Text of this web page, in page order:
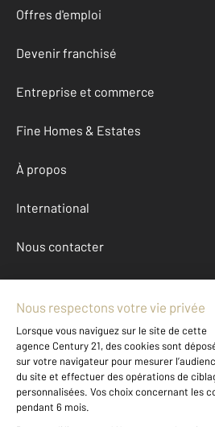
Offres d'emploi
Devenir franchisé
Entreprise et commerce
Fine Homes & Estates
À propos
International
Nous contacter
Mentions légales & CGU et
Données
Gestionnaire des